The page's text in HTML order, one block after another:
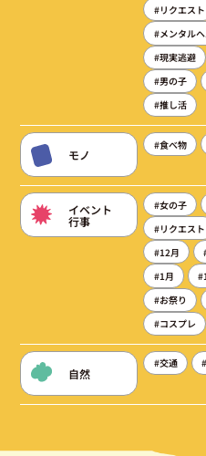
#リクエスト
#メンタル
#現実逃避
#男の子
#推し活
モノ
#食べ物
イベント
行事
#女の子
#リクエスト
#12月
#1月
#お祭り
#コスプレ
自然
#交通